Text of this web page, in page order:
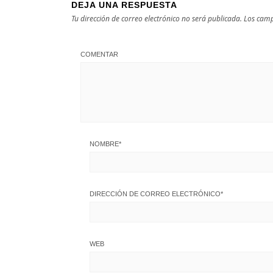
DEJA UNA RESPUESTA
Tu dirección de correo electrónico no será publicada. Los
COMENTAR
NOMBRE*
DIRECCIÓN DE CORREO ELECTRÓNICO*
WEB